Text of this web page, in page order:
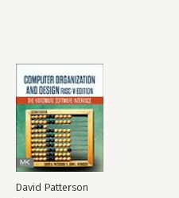
David Patterson